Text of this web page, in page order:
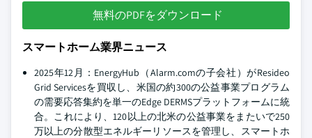
無料のPDFをダウンロード
スマートホーム業界ニュース
2025年12月：EnergyHub（Alarm.comの子会社）がResideo
Grid Servicesを買収し、米国の約300の公益事業プログラム
の需要応答集約を単一のEdge DERMSプラットフォームに統
合。これにより、120以上の北米の公益事業をまたいで250
万以上の分散型エネルギーリソースを管理し、スマートホ